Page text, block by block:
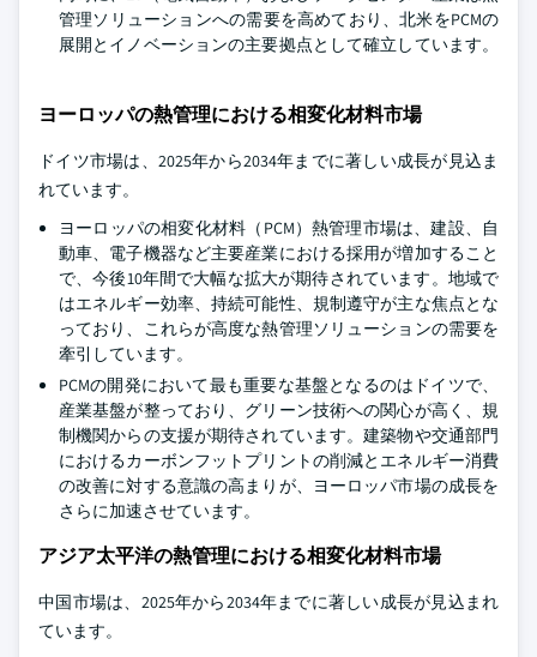
管理ソリューションへの需要を高めており、北米をPCMの
展開とイノベーションの主要拠点として確立しています。
ヨーロッパの熱管理における相変化材料市場
ドイツ市場は、2025年から2034年までに著しい成長が見込ま
れています。
ヨーロッパの相変化材料（PCM）熱管理市場は、建設、自
動車、電子機器など主要産業における採用が増加すること
で、今後10年間で大幅な拡大が期待されています。地域で
はエネルギー効率、持続可能性、規制遵守が主な焦点とな
っており、これらが高度な熱管理ソリューションの需要を
牽引しています。
PCMの開発において最も重要な基盤となるのはドイツで、
産業基盤が整っており、グリーン技術への関心が高く、規
制機関からの支援が期待されています。建築物や交通部門
におけるカーボンフットプリントの削減とエネルギー消費
の改善に対する意識の高まりが、ヨーロッパ市場の成長を
さらに加速させています。
アジア太平洋の熱管理における相変化材料市場
中国市場は、2025年から2034年までに著しい成長が見込まれ
ています。